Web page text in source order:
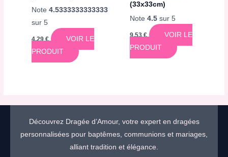
Note4.5333333333333
sur 5
4,29€
VOIR LE
PRODUIT
(33x33cm)
Note 4.5sur 5
9,53 €
VOIR LE
PRODUIT
Découvrez Dragée d’Amour, votre expert en dragées
personnalisées pour baptêmes, communions et mariages,
alliant tradition et élégance.